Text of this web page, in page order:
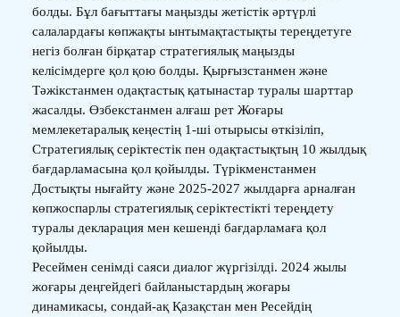
болды. Бұл бағыттағы маңызды жетістік әртүрлі
салалардағы көпжақты ынтымақтастықты тереңдетуге
негіз болған бірқатар стратегиялық маңызды
келісімдерге қол қою болды. Қырғызстанмен және
Тәжікстанмен одақтастық қатынастар туралы шарттар
жасалды. Өзбекстанмен алғаш рет Жоғары
мемлекетаралық кеңестің 1-ші отырысы өткізіліп,
Стратегиялық серіктестік пен одақтастықтың 10 жылдық
бағдарламасына қол қойылды. Түрікменстанмен
Достықты нығайту және 2025-2027 жылдарға арналған
көпжоспарлы стратегиялық серіктестікті тереңдету
туралы декларация мен кешенді бағдарламаға қол
қойылды.
Ресеймен сенімді саяси диалог жүргізілді. 2024 жылы
жоғары деңгейдегі байланыстардың жоғары
динамикасы, сондай-ақ Қазақстан мен Ресейдің